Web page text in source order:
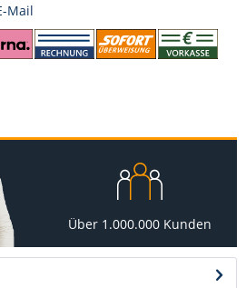
Mail
Über 1.000.000 Kunden